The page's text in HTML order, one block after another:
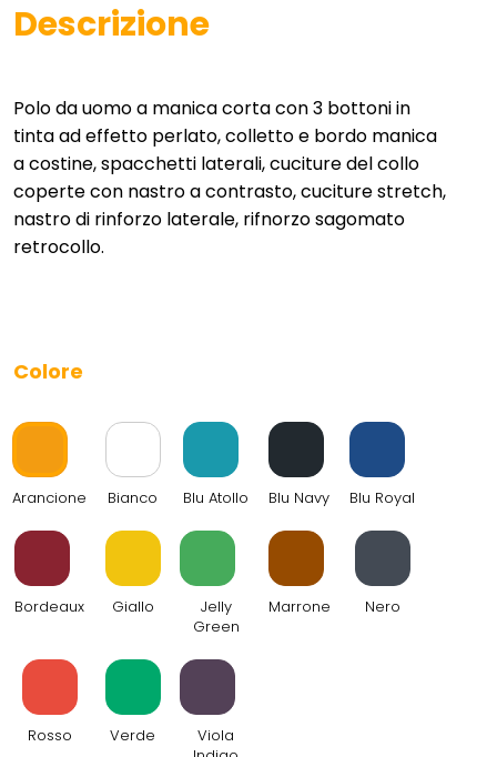
Descrizione
Polo da uomo a manica corta con 3 bottoni in
tinta ad effetto perlato, colletto e bordo manica
a costine, spacchetti laterali, cuciture del collo
coperte con nastro a contrasto, cuciture stretch,
nastro di rinforzo laterale, rifnorzo sagomato
retrocollo.
Colore
Arancione Bianco Blu Atollo Blu Navy Blu Royal
Bordeaux Giallo
Jelly
Green
Marrone Nero
Rosso Verde
Viola